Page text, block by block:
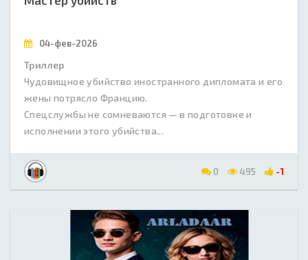
04-фев-2026
Триллер
Чудовищное убийство иностранного дипломата и его
жены потрясло Францию.
Спецслужбы не сомневаются — в подготовке и
исполнении этого убийства...
0 495 -1